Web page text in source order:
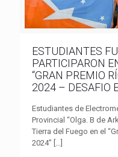
ESTUDIANTES
PARTICIPARON
“GRAN PREMIO
2024 – DESAFIO
Estudiantes de
Provincial “Olga. B de
Tierra del Fuego en el
2024”